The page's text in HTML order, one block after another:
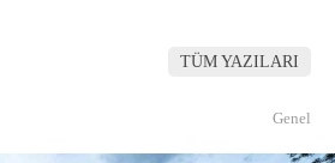
TÜM YAZILARI
Genel